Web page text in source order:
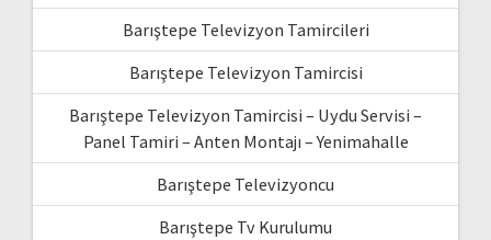
Barıştepe Televizyon Tamircileri
Barıştepe Televizyon Tamircisi
Barıştepe Televizyon Tamircisi – Uydu Servisi –
Panel Tamiri – Anten Montajı – Yenimahalle
Barıştepe Televizyoncu
Barıştepe Tv Kurulumu